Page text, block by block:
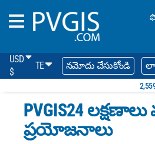
USD
$
TE నమోదు చేసుకోండి
PVGIS24
ప్రయోజనాలు